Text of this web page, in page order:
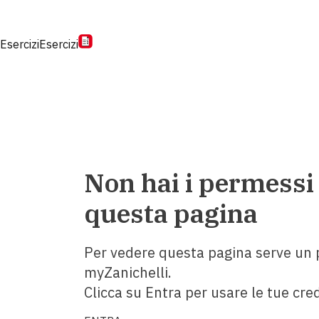
EserciziEsercizi
Non hai i
questa pagina
Per vedere questa pagina serve un
myZanichelli.
Clicca su Entra per usare le tue